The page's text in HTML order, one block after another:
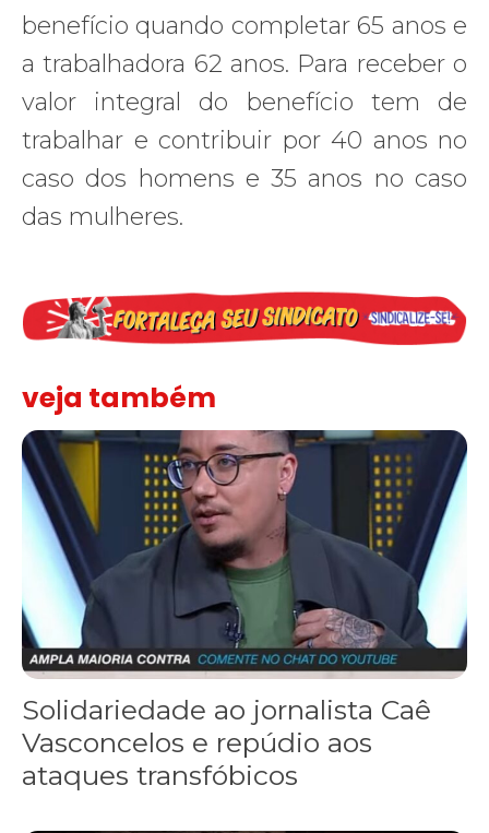
benefício quando completar 65 anos e
a trabalhadora 62 anos. Para receber o
valor integral do benefício tem de
trabalhar e contribuir por 40 anos no
caso dos homens e 35 anos no caso
das mulheres.
veja também
Solidariedade ao jornalista Caê Vasconcelos e repúdio aos
Solidariedade ao jornalista Caê
Vasconcelos e repúdio aos
ataques transfóbicos